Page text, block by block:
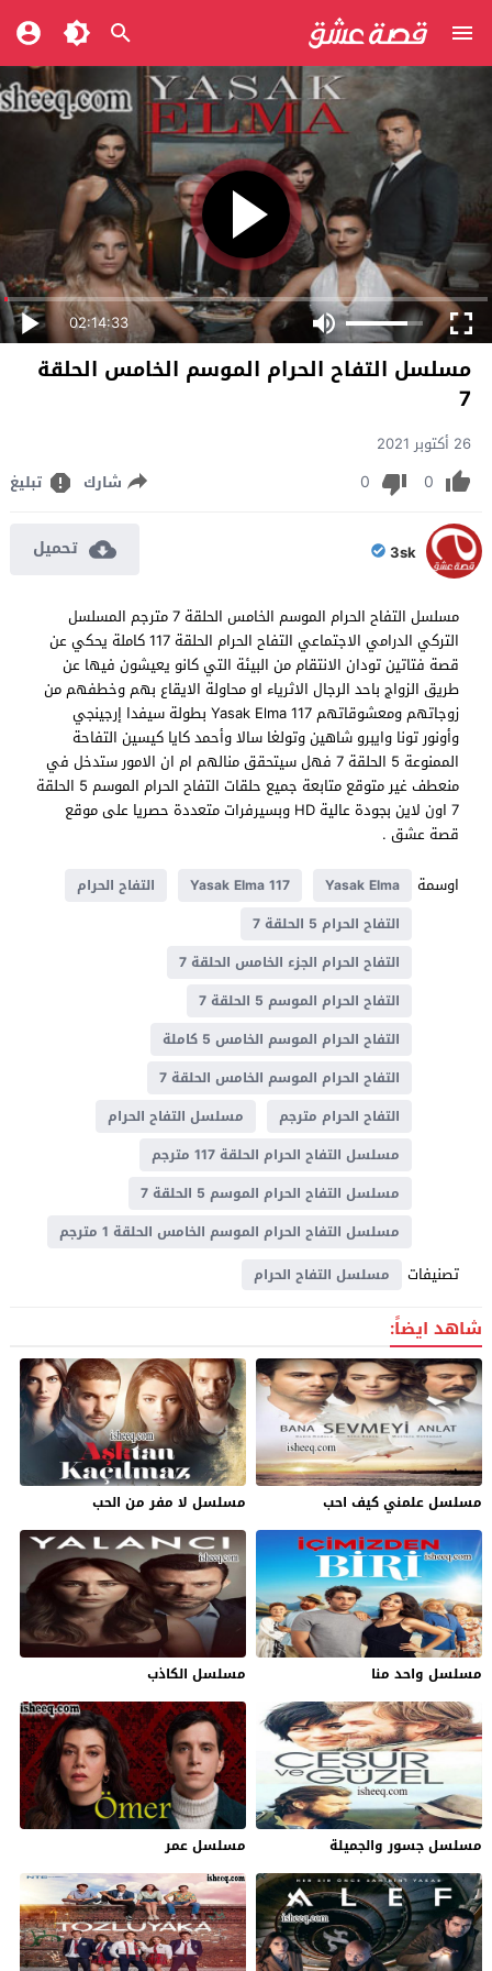
02:14:33
مسلسل التفاح الحرام الموسم الخامس الحلقة
7
26 أكتوبر 2021
0
0 شارك تبليغ
3sk تحميل
مسلسل التفاح الحرام الموسم الخامس الحلقة 7 مترجم المسلسل
التركي الدرامي الاجتماعي التفاح الحرام الحلقة 117 كاملة يحكي عن
قصة فتاتين تودان الانتقام من البيئة التي كانو يعيشون فيها عن
طريق الزواج باحد الرجال الاثرياء او محاولة الايقاع بهم وخطفهم من
زوجاتهم ومعشوقاتهم Yasak Elma 117 بطولة سيفدا إرجينجي
وأونور تونا وايبرو شاهين وتولغا سالا وأحمد كايا كيسين التفاحة
الممنوعة 5 الحلقة 7 فهل سيتحقق منالهم ام ان الامور ستدخل في
منعطف غير متوقع متابعة جميع حلقات التفاح الحرام الموسم 5 الحلقة
7 اون لاين بجودة عالية HD وبسيرفرات متعددة حصريا على موقع
قصة عشق .
اوسمة
Yasak Elma
Yasak Elma 117
التفاح الحرام
التفاح الحرام 5 الحلقة 7
التفاح الحرام الجزء الخامس الحلقة 7
التفاح الحرام الموسم 5 الحلقة 7
التفاح الحرام الموسم الخامس 5 كاملة
التفاح الحرام الموسم الخامس الحلقة 7
التفاح الحرام مترجم
مسلسل التفاح الحرام
مسلسل التفاح الحرام الحلقة 117 مترجم
مسلسل التفاح الحرام الموسم 5 الحلقة 7
مسلسل التفاح الحرام الموسم الخامس الحلقة 1 مترجم
تصنيفات مسلسل التفاح الحرام
شاهد ايضاً:
مسلسل علمني كيف احب مسلسل لا مفر من الحب
مسلسل واحد منا مسلسل الكاذب
مسلسل جسور والجميلة مسلسل عمر